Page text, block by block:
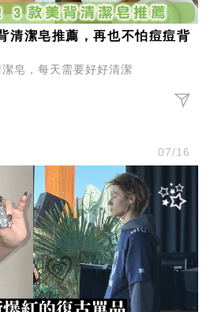
清潔皂推薦，再也不怕痘痘背
皂，每天需要好好清潔
07/16